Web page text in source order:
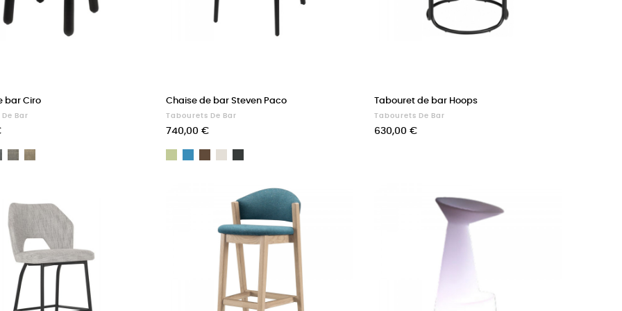
bar Ciro
Bar
GentGent
Chaise de bar Steven Paco
Tabourets De Bar
Prix
740,00 €
Tabouret de bar Hoops
Tabourets De Bar
Prix
630,00 €